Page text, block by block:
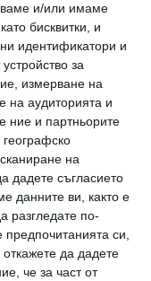
и/или имаме
бисквитки, и
идентификатори и
за
измерване на
на аудиторията и
ние и партньорите
на
дадете съгласието
данните ви, както е
разгледате по-
си,
да дадете
че за част от
за да